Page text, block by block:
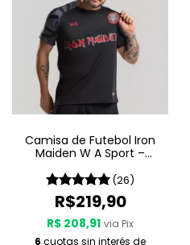
Camisa de Futebol Iron
Maiden W A Sport –
(26)
R$219,90
R$ 208,91 via Pix
6 cuotas sin interés de